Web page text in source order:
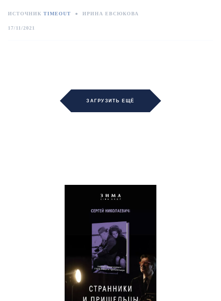
ИСТОЧНИК TIMEOUT ● ИРИНА ЕВСЮКОВА
17/11/2021
ЗАГРУЗИТЬ ЕЩЁ